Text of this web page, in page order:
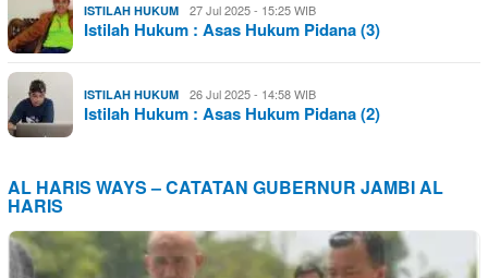
ISTILAH HUKUM 27 Jul 2025 - 15:25 WIB
Istilah Hukum : Asas Hukum Pidana (3)
ISTILAH HUKUM 26 Jul 2025 - 14:58 WIB
Istilah Hukum : Asas Hukum Pidana (2)
AL HARIS WAYS – CATATAN GUBERNUR JAMBI AL
HARIS